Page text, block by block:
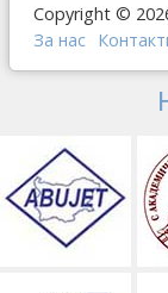
Copyright ©
За нас